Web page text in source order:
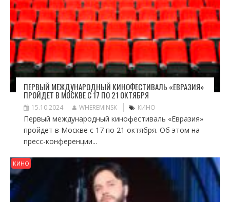
ПЕРВЫЙ МЕЖДУНАРОДНЫЙ КИНОФЕСТИВАЛЬ «ЕВРАЗИЯ»
ПРОЙДЕТ В МОСКВЕ С 17 ПО 21 ОКТЯБРЯ
15.10.2024 WHEREMINSK КИНО
Первый международный кинофестиваль «Евразия»
пройдет в Москве с 17 по 21 октября. Об этом на
пресс-конференции...
КИНО